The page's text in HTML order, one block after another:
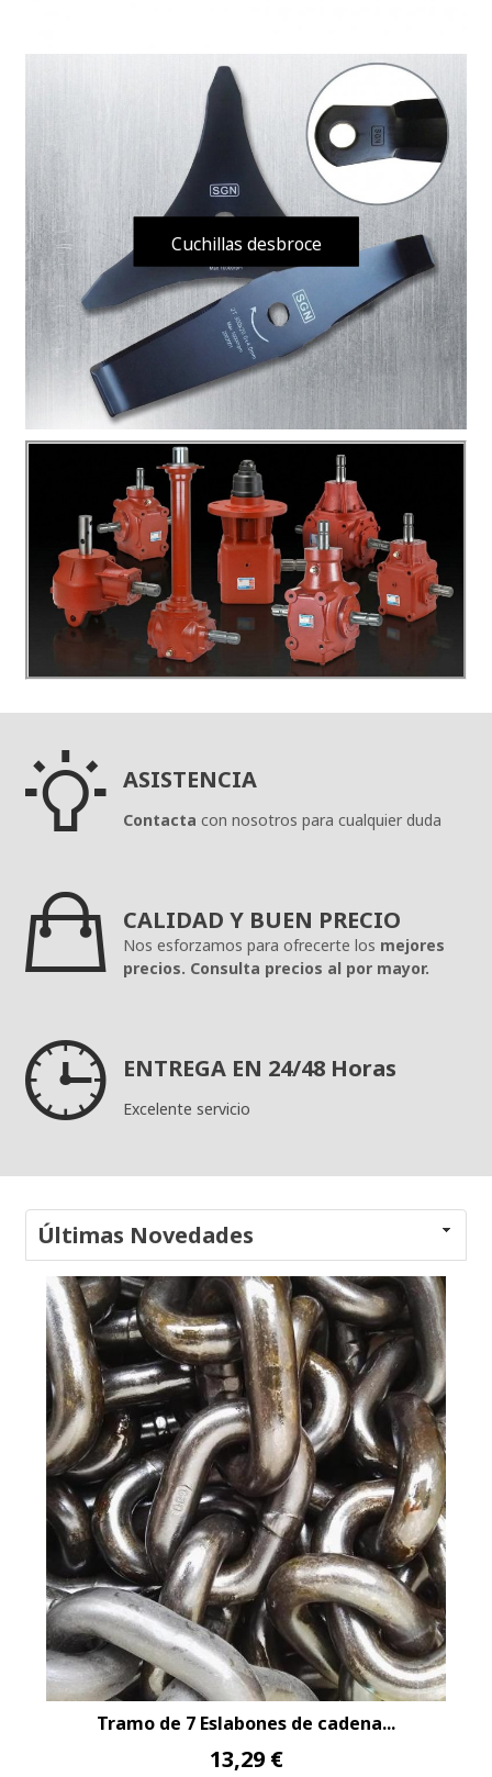
Cuchillas desbroce
 ASISTENCIA
Contacta con nosotros para cualquier duda
 CALIDAD Y BUEN PRECIO
Nos esforzamos para ofrecerte los mejores
precios. Consulta precios al por mayor.
 ENTREGA EN 24/48 Horas
Excelente servicio
Últimas Novedades
Tramo de 7 Eslabones de cadena...
13,29 €